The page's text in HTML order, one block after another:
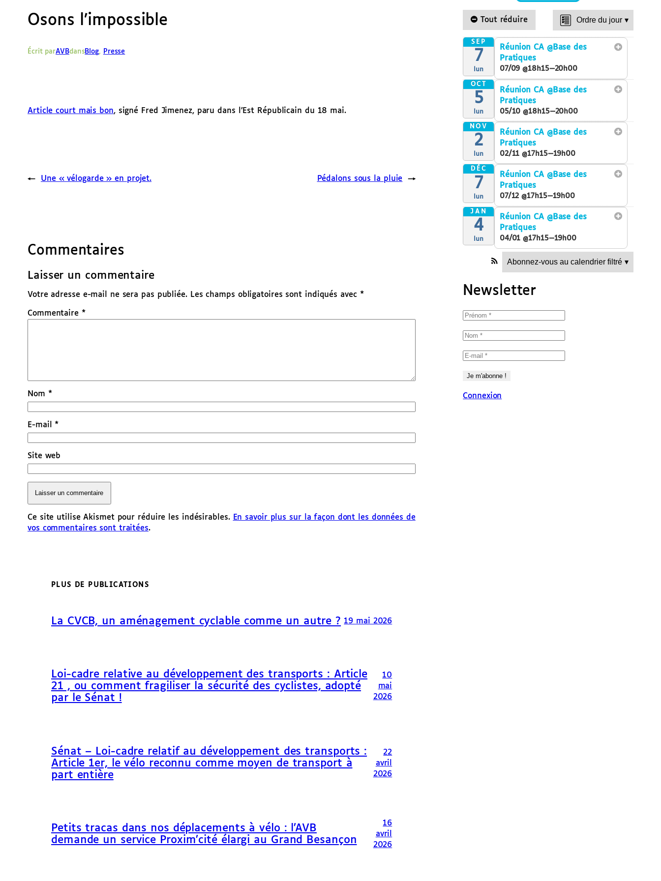
Osons l’impossible
Écrit parAVBdans Blog, Presse
Article court mais bon, signé Fred Jimenez, paru dans l’Est Républicain du 18 mai.
← Une « vélogarde » en projet. Pédalons sous la pluie →
Commentaires
Laisser un commentaire
Votre adresse e-mail ne sera pas publiée. Les champs obligatoires sont indiqués avec *
Commentaire *
Nom *
E-mail *
Site web
Ce site utilise Akismet pour réduire les indésirables. En savoir plus sur la façon dont les données de
vos commentaires sont traitées.
PLUS DE PUBLICATIONS
La CVCB, un aménagement cyclable comme un autre ? 19 mai 2026
Loi-cadre relative au développement des transports : Article
21 , ou comment fragiliser la sécurité des cyclistes, adopté
par le Sénat !
10
mai
2026
Sénat – Loi-cadre relatif au développement des transports :
Article 1er, le vélo reconnu comme moyen de transport à
part entière
22
avril
2026
Petits tracas dans nos déplacements à vélo : l’AVB
demande un service Proxim’cité élargi au Grand Besançon
16
avril
2026
Tout réduire Ordre du jour ▾
SEP
7
lun
Réunion CA @Base des
Pratiques
07/09 @18h15—20h00
OCT
5
lun
Réunion CA @Base des
Pratiques
05/10 @18h15—20h00
NOV
2
lun
Réunion CA @Base des
Pratiques
02/11 @17h15—19h00
DÉC
7
lun
Réunion CA @Base des
Pratiques
07/12 @17h15—19h00
JAN
4
lun
Réunion CA @Base des
Pratiques
04/01 @17h15—19h00
Abonnez-vous au calendrier filtré ▾
Newsletter
Connexion